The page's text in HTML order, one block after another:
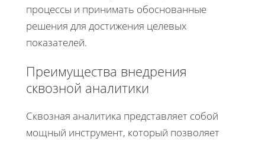
процессы и принимать обоснованные
решения для достижения целевых
показателей.
Преимущества внедрения
сквозной аналитики
Сквозная аналитика представляет собой
мощный инструмент, который позволяет